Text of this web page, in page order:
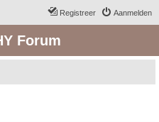
Aanmelden
Registreer
Forum